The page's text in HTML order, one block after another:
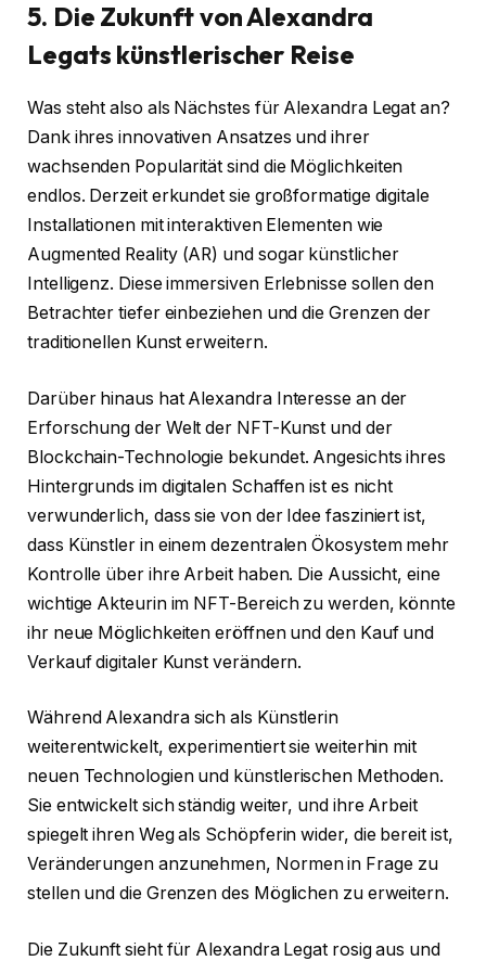
5. Die Zukunft von Alexandra
Legats künstlerischer Reise
Was steht also als Nächstes für Alexandra Legat an?
Dank ihres innovativen Ansatzes und ihrer
wachsenden Popularität sind die Möglichkeiten
endlos. Derzeit erkundet sie großformatige digitale
Installationen mit interaktiven Elementen wie
Augmented Reality (AR) und sogar künstlicher
Intelligenz. Diese immersiven Erlebnisse sollen den
Betrachter tiefer einbeziehen und die Grenzen der
traditionellen Kunst erweitern.
Darüber hinaus hat Alexandra Interesse an der
Erforschung der Welt der NFT-Kunst und der
Blockchain-Technologie bekundet. Angesichts ihres
Hintergrunds im digitalen Schaffen ist es nicht
verwunderlich, dass sie von der Idee fasziniert ist,
dass Künstler in einem dezentralen Ökosystem mehr
Kontrolle über ihre Arbeit haben. Die Aussicht, eine
wichtige Akteurin im NFT-Bereich zu werden, könnte
ihr neue Möglichkeiten eröffnen und den Kauf und
Verkauf digitaler Kunst verändern.
Während Alexandra sich als Künstlerin
weiterentwickelt, experimentiert sie weiterhin mit
neuen Technologien und künstlerischen Methoden.
Sie entwickelt sich ständig weiter, und ihre Arbeit
spiegelt ihren Weg als Schöpferin wider, die bereit ist,
Veränderungen anzunehmen, Normen in Frage zu
stellen und die Grenzen des Möglichen zu erweitern.
Die Zukunft sieht für Alexandra Legat rosig aus und